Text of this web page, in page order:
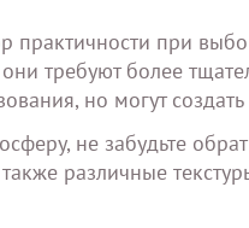
практичности при
требуют более
но могут
не забудьте
различные